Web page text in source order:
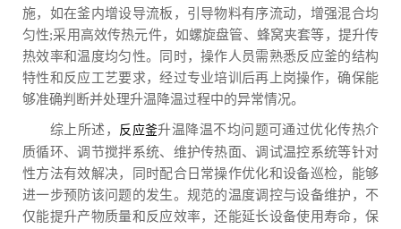
施，如在釜内增设导流板，引导物料有序流动，增强混合均
匀性;采用高效传热元件，如螺旋盘管、蜂窝夹套等，提升传
热效率和温度均匀性。同时，操作人员需熟悉反应釜的结构
特性和反应工艺要求，经过专业培训后再上岗操作，确保能
够准确判断并处理升温降温过程中的异常情况。
综上所述， 反应釜升温降温不均问题可通过优化传热介
质循环、调节搅拌系统、维护传热面、调试温控系统等针对
性方法有效解决，同时配合日常操作优化和设备巡检，能够
进一步预防该问题的发生。规范的温度调控与设备维护，不
仅能提升产物质量和反应效率，还能延长设备使用寿命，保